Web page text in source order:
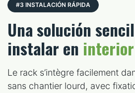
#3 INSTALACIÓN RÁPIDA
Una solución
instalar en
Le rack s’intègre facilement
sans chantier lourd, avec